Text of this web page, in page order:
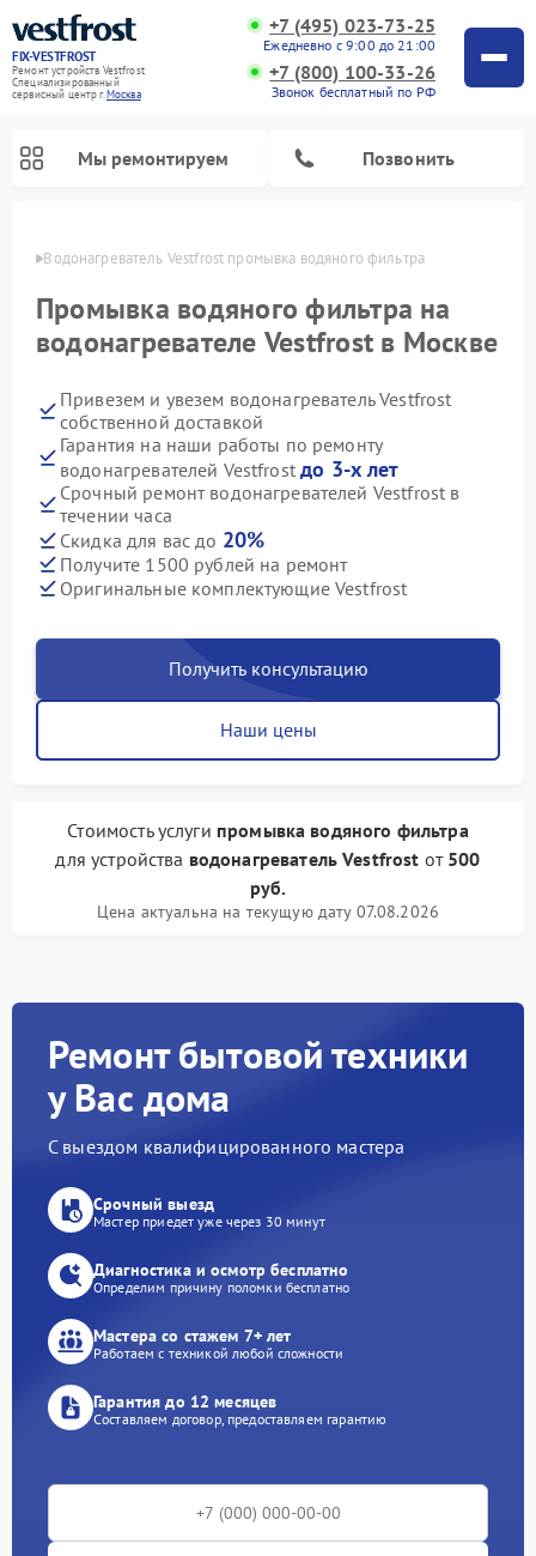
FIX-VESTFROST
Ремонт устройств Vestfrost
Специализированный
cервисный центр г.Москва
+7 (495) 023-73-25
Ежедневно с 9:00 до 21:00
+7 (800) 100-33-26
Звонок бесплатный по РФ
Мы ремонтируем Позвонить
Водонагреватель Vestfrost промывка водяного фильтра
Промывка водяного фильтра на
водонагревателе Vestfrost в Москве
Привезем и увезем водонагреватель Vestfrost
собственной доставкой
Гарантия на наши работы по ремонту
водонагревателей Vestfrostдо 3-х лет
Срочный ремонт водонагревателей Vestfrost в
течении часа
Скидка для вас до 20%
Получите 1500 рублей на ремонт
Оригинальные комплектующие Vestfrost
Получить консультацию
Наши цены
Стоимость услуги промывка водяного фильтра
для устройства водонагреватель Vestfrost от 500
руб.
Цена актуальна на текущую дату 07.08.2026
Ремонт бытовой техники
у Вас дома
С выездом квалифицированного мастера
Срочный выезд
Мастер приедет уже через 30 минут
Диагностика и осмотр бесплатно
Определим причину поломки бесплатно
Мастера со стажем 7+ лет
Работаем с техникой любой сложности
Гарантия до 12 месяцев
Составляем договор, предоставляем гарантию